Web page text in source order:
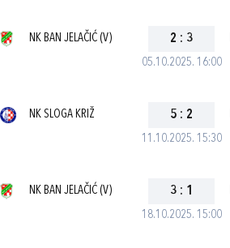
05.10.2025. 16:00
NK BAN JELAČIĆ (V) 2 : 3
11.10.2025. 15:30
NK SLOGA KRIŽ 5 : 2
18.10.2025. 15:00
NK BAN JELAČIĆ (V) 3 : 1